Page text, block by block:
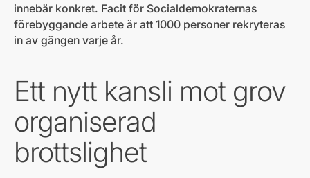
innebär konkret. Facit för Socialdemokraternas
förebyggande arbete är att 1000 personer rekryteras
in av gängen varje år.
Ett nytt kansli mot grov
organiserad
brottslighet